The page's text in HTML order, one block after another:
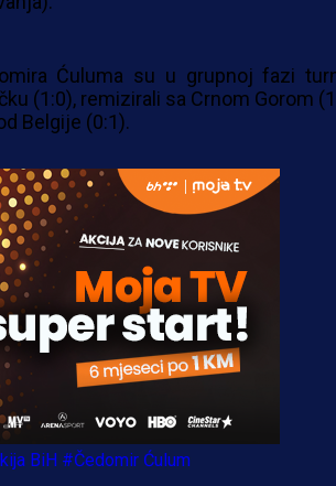
Ćuluma su u grupnoj fazi
(1:0), remizirali sa Crnom Gorom
Belgije (0:1).
BiH #Čedomir Ćulum